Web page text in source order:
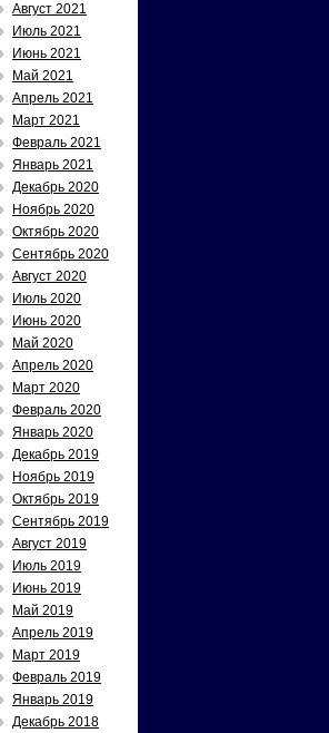
Август 2021
Июль 2021
Июнь 2021
Май 2021
Апрель 2021
Март 2021
Февраль 2021
Январь 2021
Декабрь 2020
Ноябрь 2020
Октябрь 2020
Сентябрь 2020
Август 2020
Июль 2020
Июнь 2020
Май 2020
Апрель 2020
Март 2020
Февраль 2020
Январь 2020
Декабрь 2019
Ноябрь 2019
Октябрь 2019
Сентябрь 2019
Август 2019
Июль 2019
Июнь 2019
Май 2019
Апрель 2019
Март 2019
Февраль 2019
Январь 2019
Декабрь 2018